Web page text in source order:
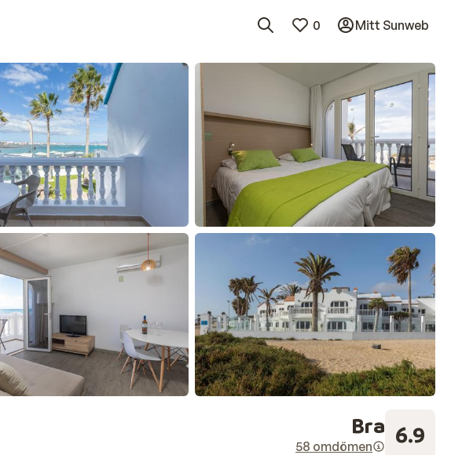
0 Mitt Sunweb
Bra
58 omdömen 6.9